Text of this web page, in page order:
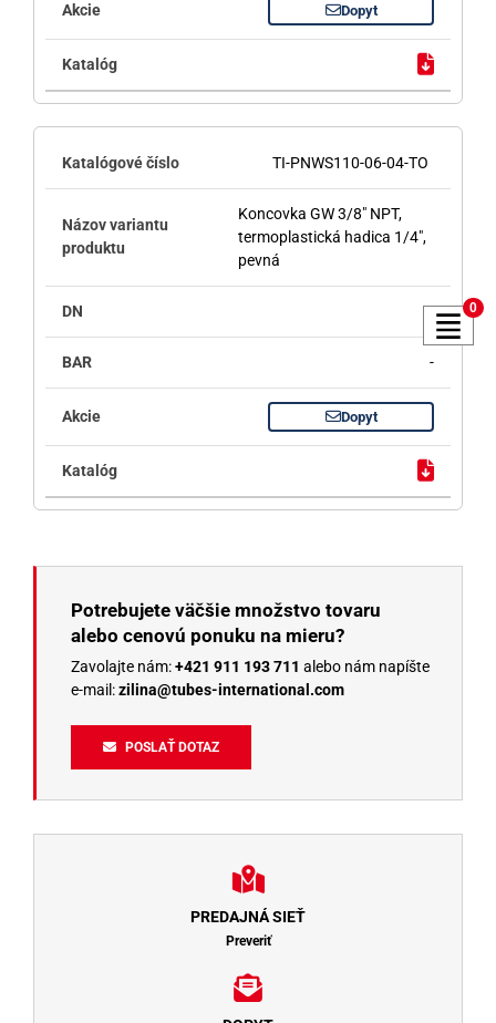
Dopyt
TI-PNWS110-06-04-TO
Koncovka GW 3/8" NPT,
termoplastická hadica 1/4",
pevná
-
-
Dopyt
Potrebujete väčšie množstvo tovaru
alebo cenovú ponuku na mieru?
Zavolajte nám:+421 911 193 711 alebo nám napíšte
e-mail:zilina@tubes-international.com
POSLAŤ DOTAZ
PREDAJNÁ SIEŤ
Preveriť
0